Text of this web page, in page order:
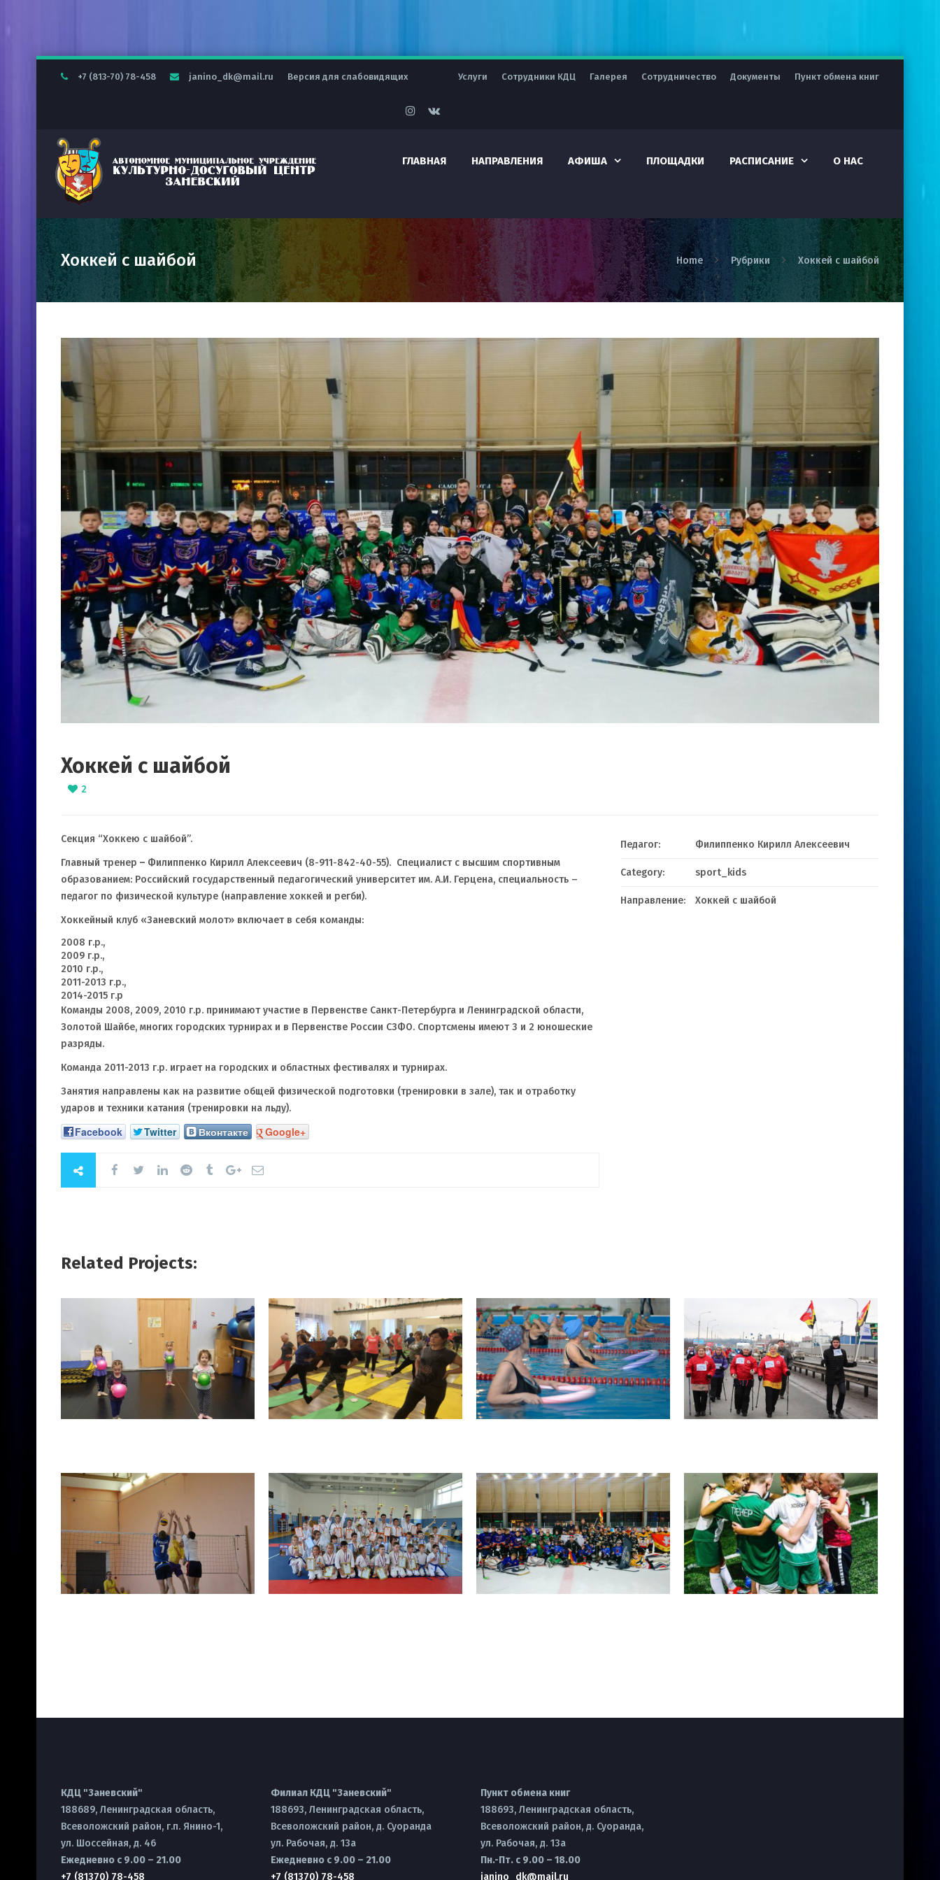
+7 (813-70) 78-458 janino_dk@mail.ru Версия для слабовидящих Услуги Сотрудники КДЦ Галерея Сотрудничество Документы Пункт обмена книг
ГЛАВНАЯ НАПРАВЛЕНИЯ АФИША ПЛОЩАДКИ РАСПИСАНИЕ О НАС
Хоккей с шайбой Home Рубрики Хоккей с шайбой
Хоккей с шайбой
2
Секция “Хоккею с шайбой”.
Главный тренер – Филиппенко Кирилл Алексеевич (8-911-842-40-55). Специалист с высшим спортивным
образованием: Российский государственный педагогический университет им. А.И. Герцена, специальность –
педагог по физической культуре (направление хоккей и регби).
Хоккейный клуб «Заневский молот» включает в себя команды:
2008 г.р.,
2009 г.р.,
2010 г.р.,
2011-2013 г.р.,
2014-2015 г.р
Команды 2008, 2009, 2010 г.р. принимают участие в Первенстве Санкт-Петербурга и Ленинградской области,
Золотой Шайбе, многих городских турнирах и в Первенстве России СЗФО. Спортсмены имеют 3 и 2 юношеские
разряды.
Команда 2011-2013 г.р. играет на городских и областных фестивалях и турнирах.
Занятия направлены как на развитие общей физической подготовки (тренировки в зале), так и отработку
ударов и техники катания (тренировки на льду).
Facebook Twitter Вконтакте Google+
Педагог: Филиппенко Кирилл Алексеевич
Category: sport_kids
Направление: Хоккей c шайбой
Related Projects:
КДЦ "Заневский"
188689, Ленинградская область,
Всеволожский район, г.п. Янино-1,
ул. Шоссейная, д. 46
Ежедневно с 9.00 – 21.00
+7 (81370) 78-458
Филиал КДЦ "Заневский"
188693, Ленинградская область,
Всеволожский район, д. Суоранда
ул. Рабочая, д. 13а
Ежедневно с 9.00 – 21.00
+7 (81370) 78-458
Пункт обмена книг
188693, Ленинградская область,
Всеволожский район, д. Суоранда,
ул. Рабочая, д. 13а
Пн.-Пт. с 9.00 – 18.00
janino_dk@mail.ru